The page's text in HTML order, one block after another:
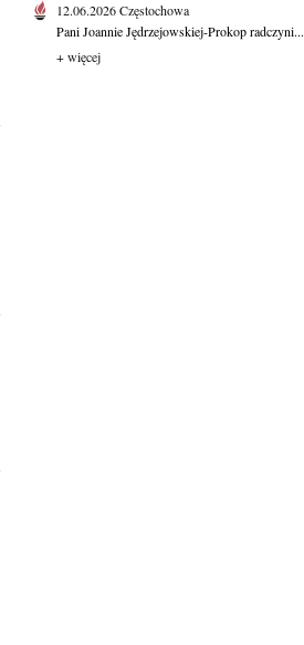
12.06.2026Częstochowa
Pani Joannie Jędrzejowskiej-Prokop radczyni...
+ więcej